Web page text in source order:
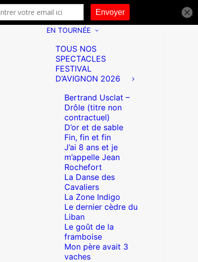
EN TOURNÉE
TOUS NOS
SPECTACLES
FESTIVAL
D’AVIGNON 2026
Bertrand Usclat –
Drôle (titre non
contractuel)
D’or et de sable
Fin, fin et fin
J’ai 8 ans et je
m’appelle Jean
Rochefort
La Danse des
Cavaliers
La Zone Indigo
Le dernier cèdre du
Liban
Le goût de la
framboise
Mon père avait 3
vaches